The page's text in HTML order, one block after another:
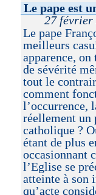
Le pape est
27 février
Le pape
meilleurs
apparence,
de sévérité
tout le
comment
l’occurrence,
réellement un
catholique ?
étant de plus
occasionnant
l’Eglise se
atteinte à son
qu’acte